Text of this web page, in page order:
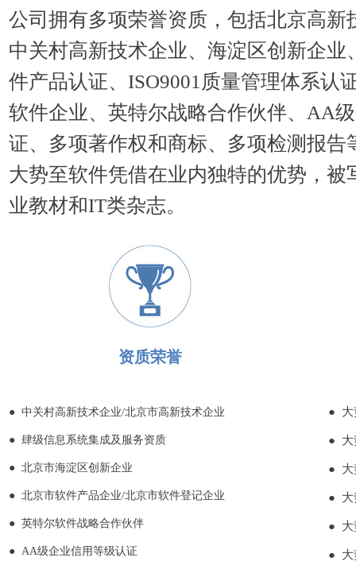
公司拥有多项荣誉资质，包括北京高新
中关村高新技术企业、海淀区创新企业
件产品认证、ISO9001质量管理体系认
软件企业、英特尔战略合作伙伴、AA
证、多项著作权和商标、多项检测报告
大势至软件凭借在业内独特的优势，被
业教材和IT类杂志。
资质荣誉
● 中关村高新技术企业/北京市高新技术企业
● 肆级信息系统集成及服务资质
● 北京市海淀区创新企业
● 北京市软件产品企业/北京市软件登记企业
● 英特尔软件战略合作伙伴
● AA级企业信用等级认证
●
●
●
●
●
●